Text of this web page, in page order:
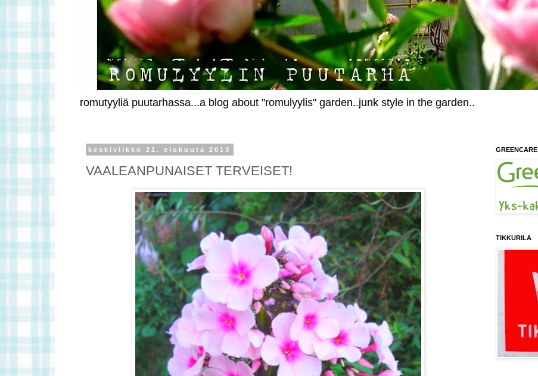
romutyyliä puutarhassa...a blog about "romulyylis" garden..junk style in the garden..
keskiviikko 21. elokuuta 2013
VAALEANPUNAISET TERVEISET!
GREENCARE
TIKKURILA